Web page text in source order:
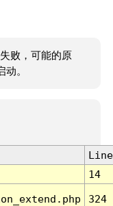
败，可能的原
。
Line
14
324